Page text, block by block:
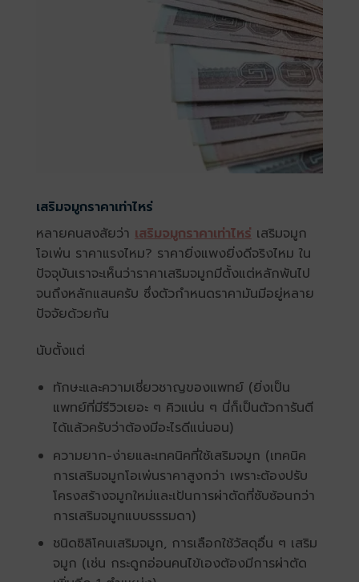
เสริมจมูกราคาเท่าไหร่
หลายคนสงสัยว่า เสริมจมูกราคาเท่าไหร่ เสริมจมูก
โอเพ่น ราคาแรงไหม? ราคายิ่งแพงยิ่งดีจริงไหม ใน
ปัจจุบันเราจะเห็นว่าราคาเสริมจมูกมีตั้งแต่หลักพันไป
จนถึงหลักแสนครับ ซึ่งตัวกำหนดราคามันมีอยู่หลาย
ปัจจัยด้วยกัน
นับตั้งแต่
ทักษะและความเชี่ยวชาญของแพทย์ (ยิ่งเป็น
แพทย์ที่มีรีวิวเยอะ ๆ คิวแน่น ๆ นี่ก็เป็นตัวการันตี
ได้แล้วครับว่าต้องมีอะไรดีแน่นอน)
ความยาก-ง่ายและเทคนิคที่ใช้เสริมจมูก (เทคนิค
การเสริมจมูกโอเพ่นราคาสูงกว่า เพราะต้องปรับ
โครงสร้างจมูกใหม่และเป้นการผ่าตัดที่ซับซ้อนกว่า
การเสริมจมูกแบบธรรมดา)
ชนิดซิลิโคนเสริมจมูก, การเลือกใช้วัสดุอื่น ๆ เสริม
จมูก (เช่น กระดูกอ่อนคนไข้เองต้องมีการผ่าตัด